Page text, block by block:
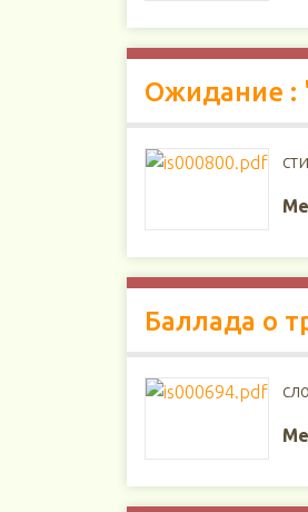
Ожидание :
Баллада о